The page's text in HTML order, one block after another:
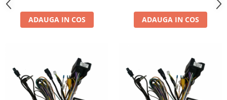
ADAUGA IN COS ADAUGA IN COS